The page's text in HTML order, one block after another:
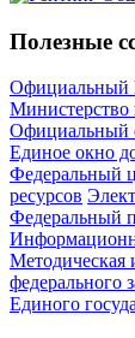
Полезные
Официальный
Министерство
Официальный
Единое окно
Федеральный
ресурсов
Федеральный
Методическая
федерального
Единого